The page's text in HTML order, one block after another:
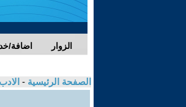
اضافة/ الزوار
الصفحة الرئيسية -